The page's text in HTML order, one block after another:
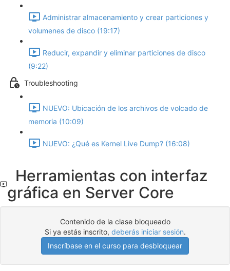
Administrar almacenamiento y crear particiones y
volumenes de disco (19:17)
Reducir, expandir y eliminar particiones de disco
(9:22)
Troubleshooting
NUEVO: Ubicación de los archivos de volcado de
memoria (10:09)
NUEVO: ¿Qué es Kernel Live Dump? (16:08)
Herramientas con interfaz
gráfica en Server Core
Contenido de la clase bloqueado
Si ya estás inscrito, deberás iniciar sesión.
Inscríbase en el curso para desbloquear